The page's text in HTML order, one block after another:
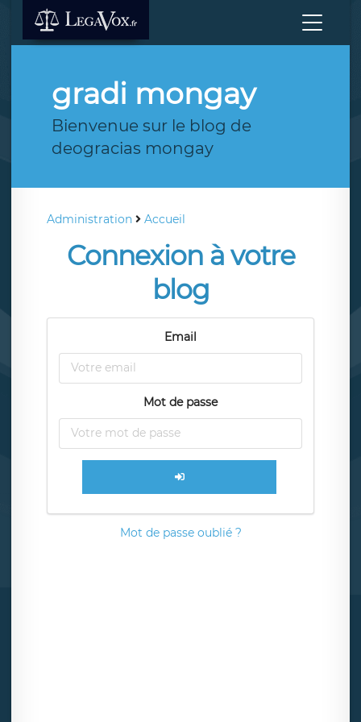
gradi mongay
Bienvenue sur le blog de
deogracias mongay
Administration Accueil
Connexion à votre
blog
Email
Mot de passe
Mot de passe oublié ?